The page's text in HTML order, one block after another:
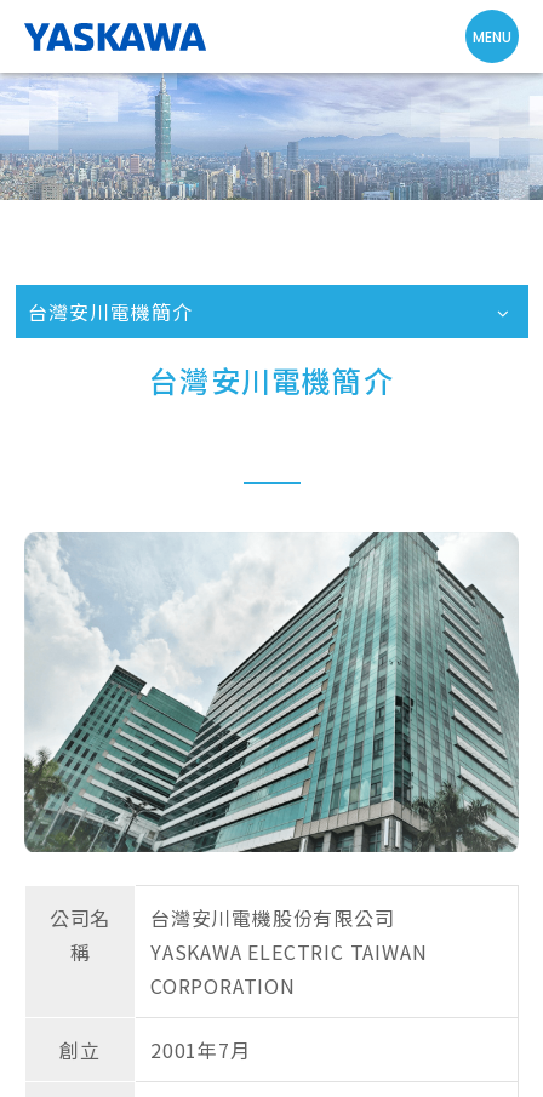
台灣安川電機簡介
台灣安川電機簡介
公司名
稱
台灣安川電機股份有限公司
YASKAWA ELECTRIC TAIWAN
CORPORATION
創立 2001年7月